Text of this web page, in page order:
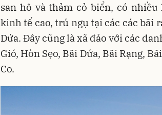
san hô và thảm cỏ biển, có
kinh tế cao, trú ngụ tại các các bãi
Dứa. Đây cũng là xã đảo với các
Gió, Hòn Sẹo, Bãi Dứa, Bãi Rạng,
Co.